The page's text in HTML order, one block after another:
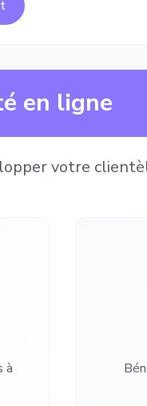
en ligne
votre
à